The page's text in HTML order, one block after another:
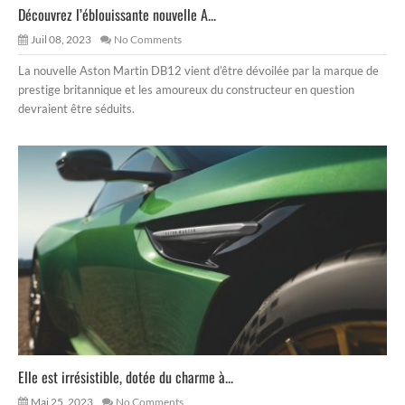
Découvrez l’éblouissante nouvelle A...
Juil 08, 2023 No Comments
La nouvelle Aston Martin DB12 vient d’être dévoilée par la marque de
prestige britannique et les amoureux du constructeur en question
devraient être séduits.
Elle est irrésistible, dotée du charme à...
Mai 25, 2023 No Comments